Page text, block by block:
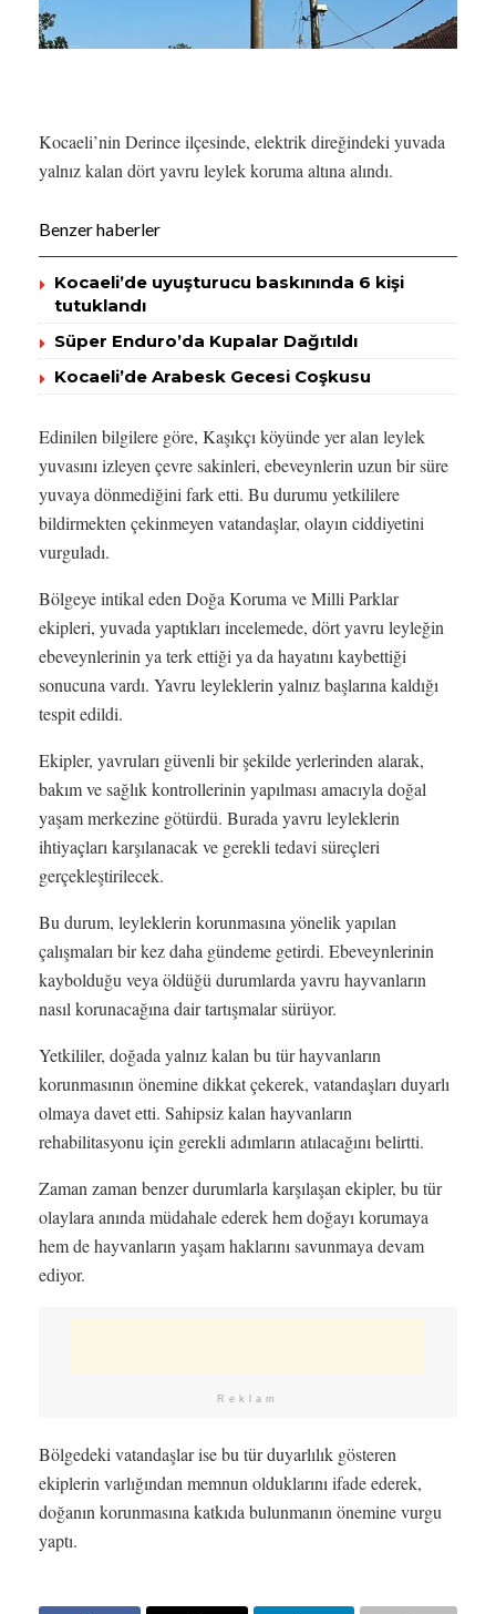
Kocaeli’nin Derince ilçesinde, elektrik direğindeki yuvada
yalnız kalan dört yavru leylek koruma altına alındı.
Benzer haberler
Kocaeli’de uyuşturucu baskınında 6 kişi
tutuklandı
Süper Enduro’da Kupalar Dağıtıldı
Kocaeli’de Arabesk Gecesi Coşkusu
Edinilen bilgilere göre, Kaşıkçı köyünde yer alan leylek
yuvasını izleyen çevre sakinleri, ebeveynlerin uzun bir süre
yuvaya dönmediğini fark etti. Bu durumu yetkililere
bildirmekten çekinmeyen vatandaşlar, olayın ciddiyetini
vurguladı.
Bölgeye intikal eden Doğa Koruma ve Milli Parklar
ekipleri, yuvada yaptıkları incelemede, dört yavru leyleğin
ebeveynlerinin ya terk ettiği ya da hayatını kaybettiği
sonucuna vardı. Yavru leyleklerin yalnız başlarına kaldığı
tespit edildi.
Ekipler, yavruları güvenli bir şekilde yerlerinden alarak,
bakım ve sağlık kontrollerinin yapılması amacıyla doğal
yaşam merkezine götürdü. Burada yavru leyleklerin
ihtiyaçları karşılanacak ve gerekli tedavi süreçleri
gerçekleştirilecek.
Bu durum, leyleklerin korunmasına yönelik yapılan
çalışmaları bir kez daha gündeme getirdi. Ebeveynlerinin
kaybolduğu veya öldüğü durumlarda yavru hayvanların
nasıl korunacağına dair tartışmalar sürüyor.
Yetkililer, doğada yalnız kalan bu tür hayvanların
korunmasının önemine dikkat çekerek, vatandaşları duyarlı
olmaya davet etti. Sahipsiz kalan hayvanların
rehabilitasyonu için gerekli adımların atılacağını belirtti.
Zaman zaman benzer durumlarla karşılaşan ekipler, bu tür
olaylara anında müdahale ederek hem doğayı korumaya
hem de hayvanların yaşam haklarını savunmaya devam
ediyor.
Reklam
Bölgedeki vatandaşlar ise bu tür duyarlılık gösteren
ekiplerin varlığından memnun olduklarını ifade ederek,
doğanın korunmasına katkıda bulunmanın önemine vurgu
yaptı.